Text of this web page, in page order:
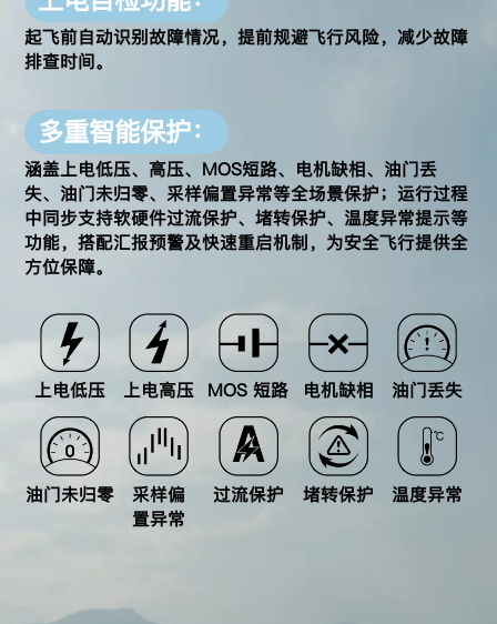
起飞前自动识别故障情况，提前规避飞行风险，减少故障
排查时间。
多重智能保护：
涵盖上电低压、高压、MOS短路、电机缺相、油门丢
失、油门未归零、采样偏置异常等全场景保护；运行过程
中同步支持软硬件过流保护、堵转保护、温度异常提示等
功能，搭配汇报预警及快速重启机制，为安全飞行提供全
方位保障。
上电低压 上电高压 MOS 短路 电机缺相 油门丢失
油门未归零
采样偏
置异常
过流保护 堵转保护 温度异常